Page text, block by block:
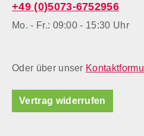
+49 (0)5073-6752956
Mo. - Fr.: 09:00 - 15:30 Uhr
Oder über unser
Vertrag widerrufen